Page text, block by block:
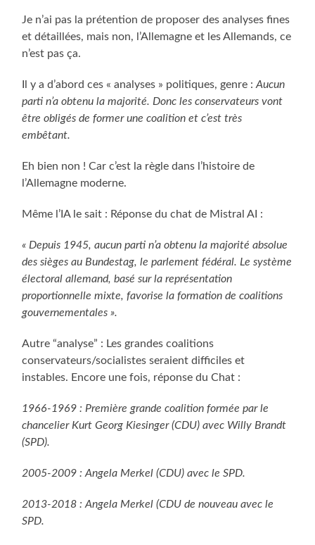
Je n’ai pas la prétention de proposer des analyses fines
et détaillées, mais non, l’Allemagne et les Allemands, ce
n’est pas ça.
Il y a d’abord ces « analyses » politiques, genre :Aucun
parti n’a obtenu la majorité. Donc les conservateurs vont
être obligés de former une coalition et c’est très
embêtant.
Eh bien non ! Car c’est la règle dans l’histoire de
l’Allemagne moderne.
Même l’IA le sait : Réponse du chat de Mistral AI :
« Depuis 1945, aucun parti n’a obtenu la majorité absolue
des sièges au Bundestag, le parlement fédéral. Le système
électoral allemand, basé sur la représentation
proportionnelle mixte, favorise la formation de coalitions
gouvernementales ».
Autre “analyse” : Les grandes coalitions
conservateurs/socialistes seraient difficiles et
instables. Encore une fois, réponse du Chat :
1966-1969 : Première grande coalition formée par le
chancelier Kurt Georg Kiesinger (CDU) avec Willy Brandt
(SPD).
2005-2009 : Angela Merkel (CDU) avec le SPD.
2013-2018 : Angela Merkel (CDU de nouveau avec le
SPD.